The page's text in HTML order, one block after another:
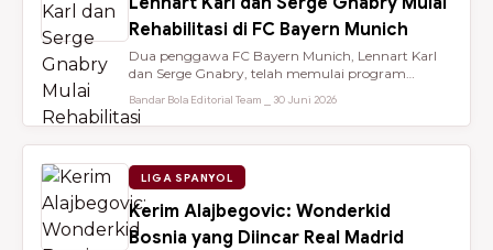
Rehabilitasi di FC Bayern Munich
Dua penggawa FC Bayern Munich, Lennart Karl
dan Serge Gnabry, telah memulai program
Bandar Bola Editorial Team ⎯ 30 Juni 2026
LIGA SPANYOL
Kerim Alajbegovic: Wonderkid
Bosnia yang Diincar Real Madrid